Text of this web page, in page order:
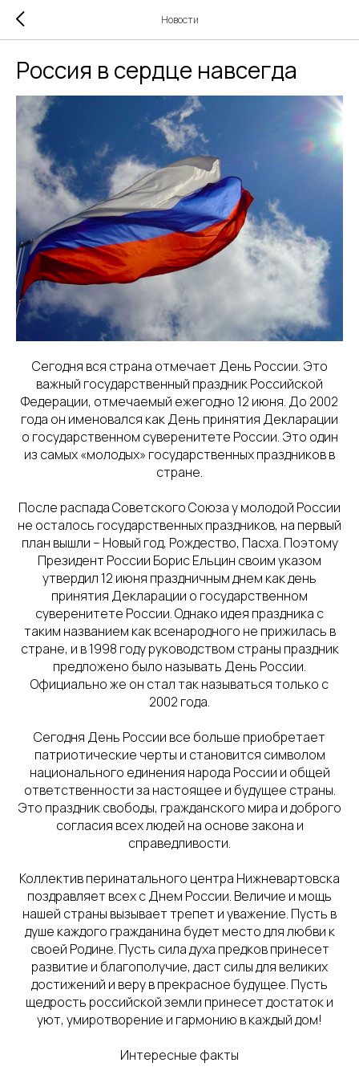
Новости
Россия в сердце навсегда
Сегодня вся страна отмечает День России. Это
важный государственный праздник Российской
Федерации, отмечаемый ежегодно 12 июня. До 2002
года он именовался как День принятия Декларации
о государственном суверенитете России. Это один
из самых «молодых» государственных праздников в
стране.
После распада Советского Союза у молодой России
не осталось государственных праздников, на первый
план вышли – Новый год, Рождество, Пасха. Поэтому
Президент России Борис Ельцин своим указом
утвердил 12 июня праздничным днем как день
принятия Декларации о государственном
суверенитете России. Однако идея праздника с
таким названием как всенародного не прижилась в
стране, и в 1998 году руководством страны праздник
предложено было называть День России.
Официально же он стал так называться только с
2002 года.
Сегодня День России все больше приобретает
патриотические черты и становится символом
национального единения народа России и общей
ответственности за настоящее и будущее страны.
Это праздник свободы, гражданского мира и доброго
согласия всех людей на основе закона и
справедливости.
Коллектив перинатального центра Нижневартовска
поздравляет всех с Днем России. Величие и мощь
нашей страны вызывает трепет и уважение. Пусть в
душе каждого гражданина будет место для любви к
своей Родине. Пусть сила духа предков принесет
развитие и благополучие, даст силы для великих
достижений и веру в прекрасное будущее. Пусть
щедрость российской земли принесет достаток и
уют, умиротворение и гармонию в каждый дом!
Интересные факты